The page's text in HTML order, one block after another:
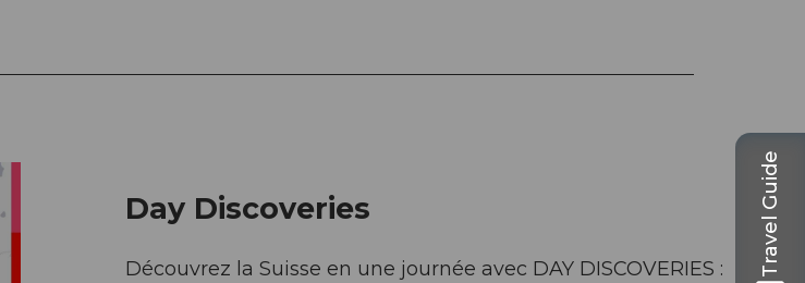
Day Discoveries
Découvrez la Suisse en une journée avec DAY DISCOVERIES : Travel Guide